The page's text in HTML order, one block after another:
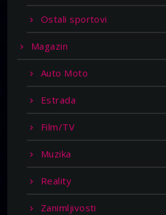
Ostali sportovi
Magazin
Auto Moto
Estrada
Film/TV
Muzika
Reality
Zanimljivosti